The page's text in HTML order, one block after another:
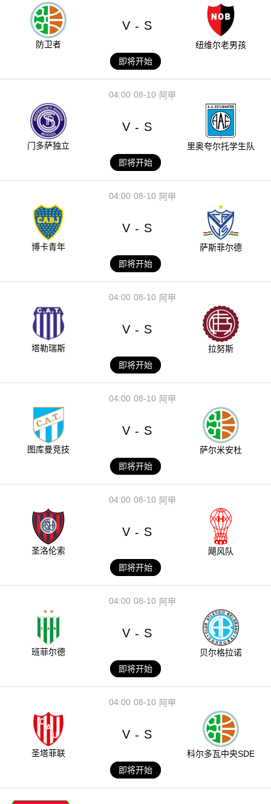
防卫者
V - S
纽维尔老男孩
即将开始
08-10
04:00 阿甲
门多萨独立
V - S
里奥夸尔托学生队
即将开始
08-10
04:00 阿甲
博卡青年
V - S
萨斯菲尔德
即将开始
08-10
04:00 阿甲
塔勒瑞斯
V - S
拉努斯
即将开始
08-10
04:00 阿甲
图库曼竞技
V - S
萨尔米安杜
即将开始
08-10
04:00 阿甲
圣洛伦索
V - S
飓风队
即将开始
08-10
04:00 阿甲
班菲尔德
V - S
贝尔格拉诺
即将开始
08-10
04:00 阿甲
圣塔菲联
V - S
科尔多瓦中央SDE
即将开始